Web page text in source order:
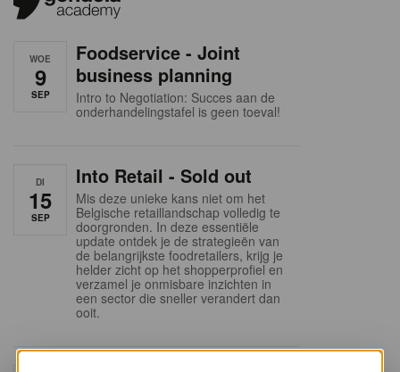
WOE
9
SEP
Foodservice - Joint
business planning
Intro to Negotiation: Succes aan de
onderhandelingstafel is geen toeval!
DI
15
SEP
Into Retail - Sold out
Mis deze unieke kans niet om het
Belgische retaillandschap volledig te
doorgronden. In deze essentiële
update ontdek je de strategieën van
de belangrijkste foodretailers, krijg je
helder zicht op het shopperprofiel en
verzamel je onmisbare inzichten in
een sector die sneller verandert dan
ooit.